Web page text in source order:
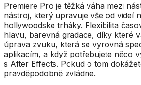
Premiere Pro je těžká váha mezi
nástroj, který upravuje vše od videí
hollywoodské trháky. Flexibilita
hlavu, barevná gradace, díky které
úprava zvuku, která se vyrovná
aplikacím, a když potřebujete něco
s After Effects. Pokud o tom
pravděpodobně zvládne.